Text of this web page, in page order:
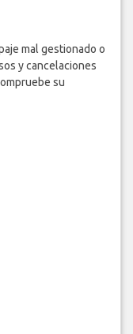
mal gestionado o
y cancelaciones
su